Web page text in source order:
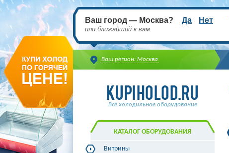
Ваш регион: Москва
Ваш город — Москва? Да Нет
или ближайший к вам
Всё холодильное оборудование
КАТАЛОГ ОБОРУДОВАНИЯ
Витрины